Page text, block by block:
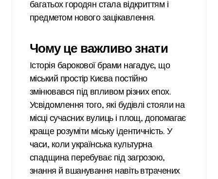
багатьох городян стала відкриттям і
предметом нового зацікавлення.
Чому це важливо знати
Історія барокової брами нагадує, що
міський простір Києва постійно
змінювався під впливом різних епох.
Усвідомлення того, які будівлі стояли на
місці сучасних вулиць і площ, допомагає
краще розуміти міську ідентичність. У
часи, коли українська культурна
спадщина перебуває під загрозою,
знання й вшанування навіть втрачених